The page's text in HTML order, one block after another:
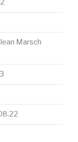
Marsch